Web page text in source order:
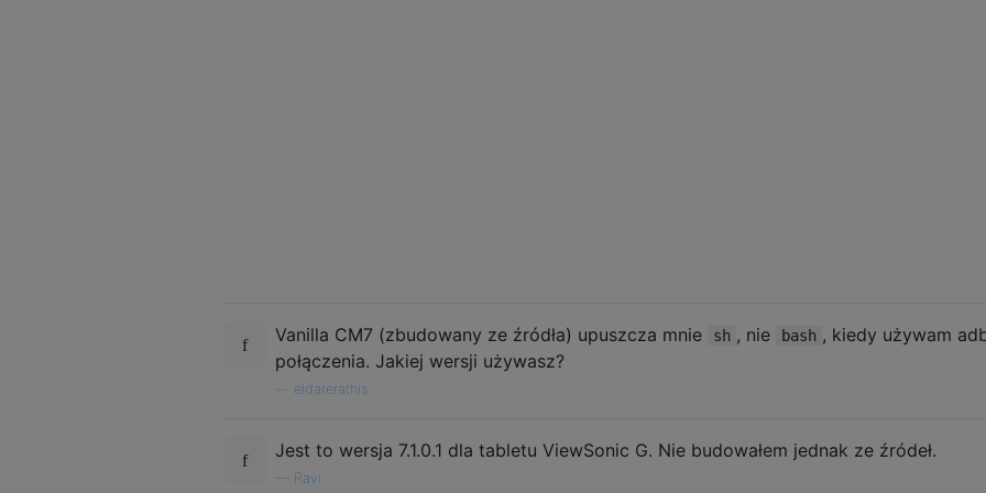
Vanilla CM7 (zbudowany ze źródła) upuszcza mnie sh , nie bash , kiedy używam
połączenia. Jakiej wersji używasz?
eldarerathis
Jest to wersja 7.1.0.1 dla tabletu ViewSonic G. Nie budowałem jednak ze źródeł.
Ravi